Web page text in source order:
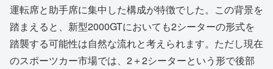
運転席と助手席に集中した構成が特徴でした。この背景を
踏まえると、新型2000GTにおいても2シーターの形式を
踏襲する可能性は自然な流れと考えられます。ただし現在
のスポーツカー市場では、2＋2シーターという形で後部